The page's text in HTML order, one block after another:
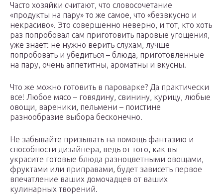
Часто хозяйки считают, что словосочетание
«продукты на пару» то же самое, что «безвкусно и
некрасиво». Это совершенно неверно, и тот, кто хоть
раз попробовал сам приготовить паровые угощения,
уже знает: не нужно верить слухам, лучше
попробовать и убедиться – блюда, приготовленные
на пару, очень аппетитны, ароматны и вкусны.
Что же можно готовить в пароварке? Да практически
все! Любое мясо – говядину, свинину, курицу, любые
овощи, вареники, пельмени – поистине
разнообразие выбора бесконечно.
Не забывайте призывать на помощь фантазию и
способности дизайнера, ведь от того, как вы
украсите готовые блюда разноцветными овощами,
фруктами или приправами, будет зависеть первое
впечатление ваших домочадцев от ваших
кулинарных творений.